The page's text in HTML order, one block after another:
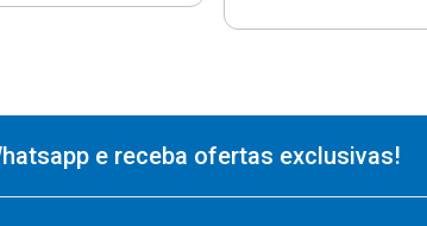
e receba ofertas exclusivas!